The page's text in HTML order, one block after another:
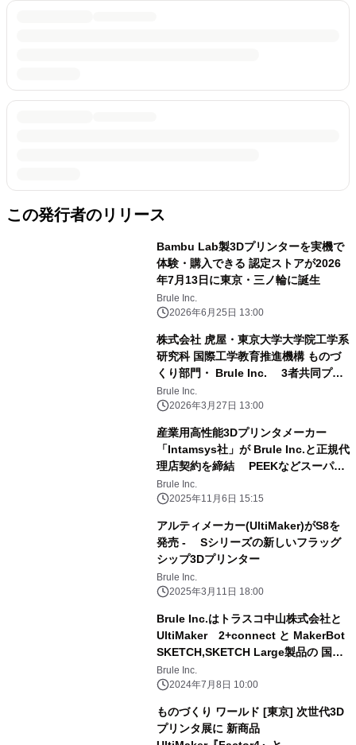
この発行者のリリース
Bambu Lab製3Dプリンターを実機で
体験・購入できる 認定ストアが2026
年7月13日に東京・三ノ輪に誕生
Brule Inc.
2026年6月25日 13:00
株式会社 虎屋・東京大学大学院工学系
研究科 国際工学教育推進機構 ものづ
くり部門・ Brule Inc. 3者共同プロ
ジェクト進捗報告
Brule Inc.
2026年3月27日 13:00
産業用高性能3Dプリンタメーカー
「Intamsys社」が Brule Inc.と正規代
理店契約を締結 PEEKなどスーパー
エンプラ対応の 最先端ソリューション
を日本市場で本格展開
Brule Inc.
2025年11月6日 15:15
アルティメーカー(UltiMaker)がS8を
発売 - Sシリーズの新しいフラッグ
シップ3Dプリンター
Brule Inc.
2025年3月11日 18:00
Brule Inc.はトラスコ中山株式会社と
UltiMaker 2+connect と MakerBot
SKETCH,SKETCH Large製品の 国内
独占販売契約を締結
Brule Inc.
2024年7月8日 10:00
ものづくり ワールド [東京] 次世代3D
プリンタ展に 新商品